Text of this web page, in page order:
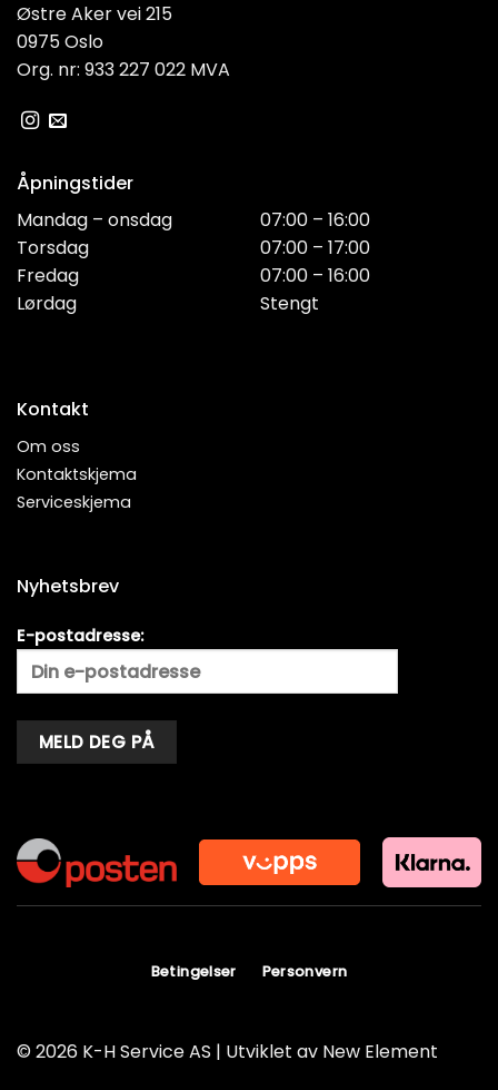
Østre Aker vei 215
0975 Oslo
Org. nr: 933 227 022 MVA
Åpningstider
Mandag – onsdag
Torsdag
Fredag
Lørdag
07:00 – 16:00
07:00 – 17:00
07:00 – 16:00
Stengt
Kontakt
Om oss
Kontaktskjema
Serviceskjema
Nyhetsbrev
E-postadresse:
© 2026 K-H Service AS | Utviklet av New Element
Betingelser Personvern